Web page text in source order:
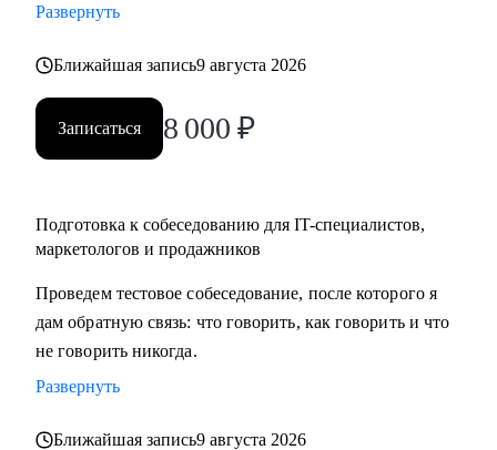
карьеры, если текущая уже не драйвит
• Как перейти в направление project менеджмента, строить
Кому могу помочь:
Развернуть
Ближайшая запись9 августа 2026
Записаться 8 000 ₽
Подготовка к собеседованию для IT-специалистов,
маркетологов и продажников
Проведем тестовое собеседование, после которого я
дам обратную связь: что говорить, как говорить и что
не говорить никогда.
Развернуть
Ближайшая запись9 августа 2026